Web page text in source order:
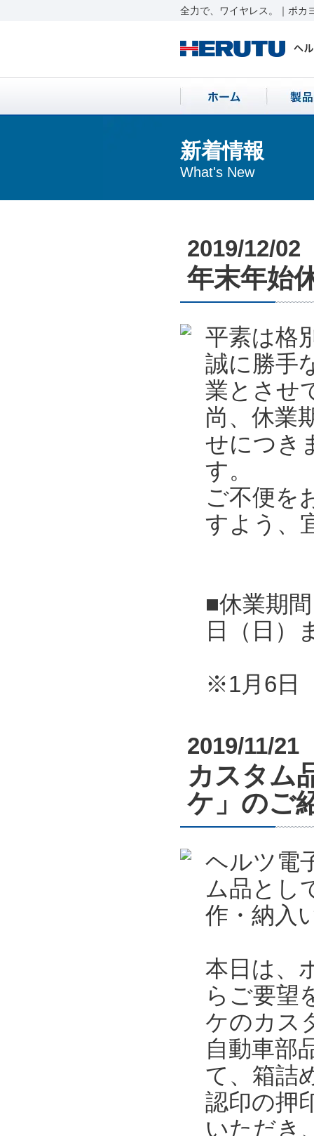
全力で、ワイヤレス。｜ポカ
新着情報
What's New
2019/12/02
年末年始
平素は格
誠に勝手
業とさせ
尚、休業
せにつき
す。
ご不便を
すよう、
■休業期
日（日）
※1月6日
2019/11/21
カスタム
ケ」のご
ヘルツ電
ム品とし
作・納入
本日は、
らご要望
ケのカス
自動車部
て、箱詰
認印の押
いただき